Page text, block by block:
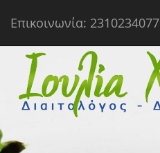
Επικοινωνία: 2310234077